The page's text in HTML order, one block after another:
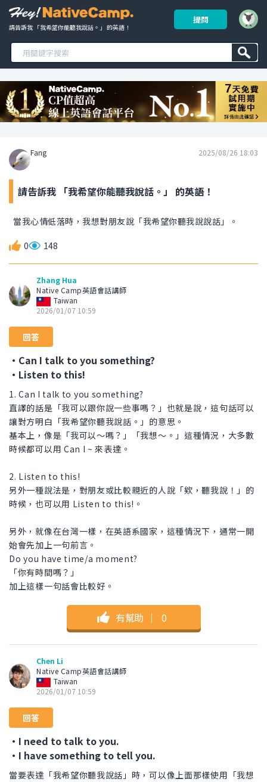
請告訴我 「我希望你能聽我說話。」 的英語！
提問
Fang 2025/08/26 18:03
請告訴我 「我希望你能聽我說話。」 的英語！
當我心情低落時，我想對朋友說「我希望你聽我說說話」。
0 148
Zhang Hua
Native Camp英語會話講師
Taiwan
2026/01/07 10:59
回答
・Can I talk to you something?
・Listen to this!
1. Can I talk to you something?
直譯的話是「我可以跟你說一些事嗎？」也就是說，這句話可以
讓對方明白「我希望你聽我說話。」的意思。
基本上，像是「我可以～嗎？」「我想～。」這種情況，大多數
時候都可以用 Can I ~ 來表達。
2. Listen to this!
另外一種說法是，對朋友或比較親近的人說「欸，聽我說！」的
時候，也可以用 Listen to this!。
另外，就像在台灣一樣，在英語系國家，這種情況下，通常一開
始會先加上一句前言。
Do you have time/a moment?
「你有時間嗎？」
加上這樣一句話會比較好。
有幫助 ｜ 0
Chen Li
Native Camp英語會話講師
Taiwan
2026/01/07 10:59
回答
・I need to talk to you.
・I have something to tell you.
當要表達「我希望你聽我說話」時，可以像上面那樣使用「我想